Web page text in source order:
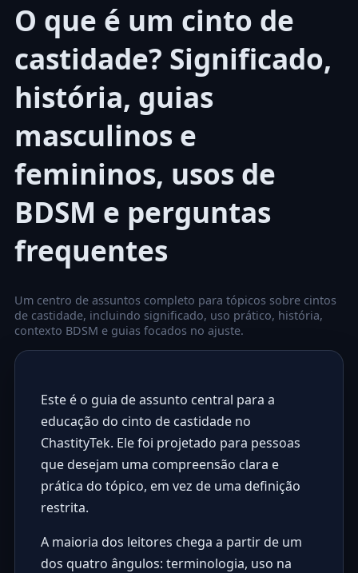
O que é um cinto de
castidade? Significado,
história, guias
masculinos e
femininos, usos de
BDSM e perguntas
frequentes
Um centro de assuntos completo para tópicos sobre cintos
de castidade, incluindo significado, uso prático, história,
contexto BDSM e guias focados no ajuste.
Este é o guia de assunto central para a
educação do cinto de castidade no
ChastityTek. Ele foi projetado para pessoas
que desejam uma compreensão clara e
prática do tópico, em vez de uma definição
restrita.
A maioria dos leitores chega a partir de um
dos quatro ângulos: terminologia, uso na